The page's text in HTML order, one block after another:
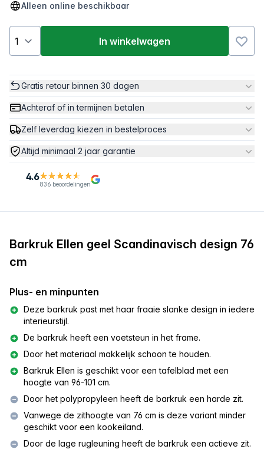
Alleen online beschikbaar
In winkelwagen
Gratis retour binnen 30 dagen
Achteraf of in termijnen betalen
Zelf leverdag kiezen in bestelproces
Altijd minimaal 2 jaar garantie
4.6
836 beoordelingen
Barkruk Ellen geel Scandinavisch design 76
cm
Plus- en minpunten
Deze barkruk past met haar fraaie slanke design in iedere
interieurstijl.
De barkruk heeft een voetsteun in het frame.
Door het materiaal makkelijk schoon te houden.
Barkruk Ellen is geschikt voor een tafelblad met een
hoogte van 96-101 cm.
Door het polypropyleen heeft de barkruk een harde zit.
Vanwege de zithoogte van 76 cm is deze variant minder
geschikt voor een kookeiland.
Door de lage rugleuning heeft de barkruk een actieve zit.